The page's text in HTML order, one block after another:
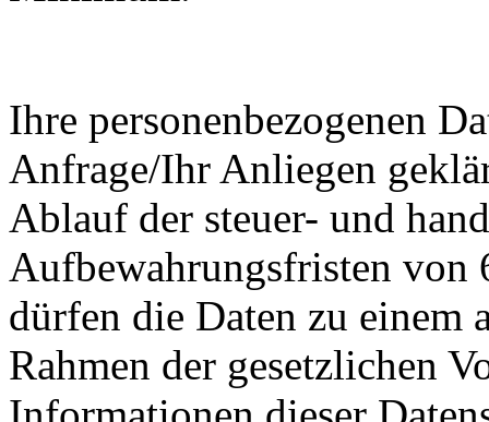
Ihre personenbezogenen
Anfrage/Ihr Anliegen
Ablauf der steuer- und
Aufbewahrungsfristen von
dürfen die Daten zu einem
Rahmen der gesetzlichen